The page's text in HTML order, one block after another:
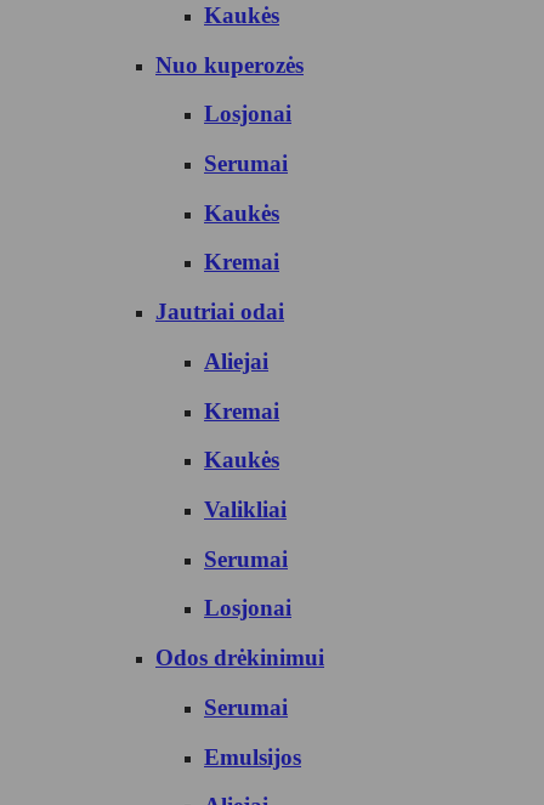
Kaukės
Nuo kuperozės
Losjonai
Serumai
Kaukės
Kremai
Jautriai odai
Aliejai
Kremai
Kaukės
Valikliai
Serumai
Losjonai
Odos drėkinimui
Serumai
Emulsijos